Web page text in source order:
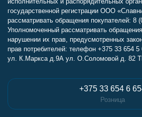
государственной регистрации ООО
рассматривать обращения покупателей: 8
Уполномоченный рассматривать
нарушении их прав, предусмотренных
прав потребителей: телефон +375 33 654
ул. К.Маркса д.9А ул. О.Соломовой д. 82
+375 33 654 6
Розница